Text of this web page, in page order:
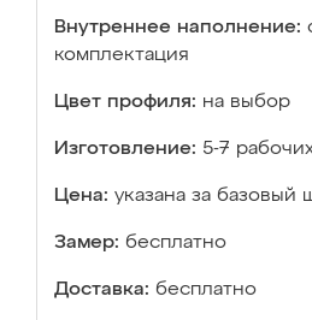
Внутреннее наполнение:
комплектация
Цвет профиля: на выбор
Изготовление: 5-7
Цена: указана за базовый
Замер: бесплатно
Доставка: бесплатно